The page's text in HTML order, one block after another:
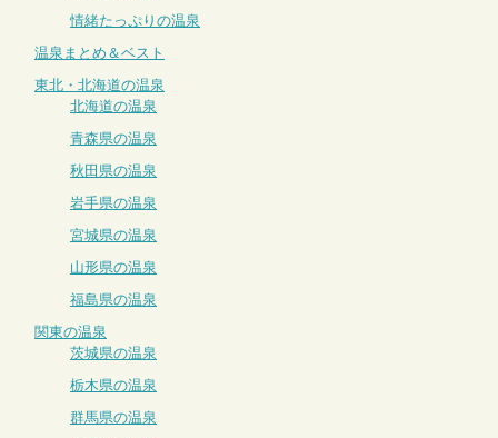
情緒たっぷりの温泉
温泉まとめ＆ベスト
東北・北海道の温泉
北海道の温泉
青森県の温泉
秋田県の温泉
岩手県の温泉
宮城県の温泉
山形県の温泉
福島県の温泉
関東の温泉
茨城県の温泉
栃木県の温泉
群馬県の温泉